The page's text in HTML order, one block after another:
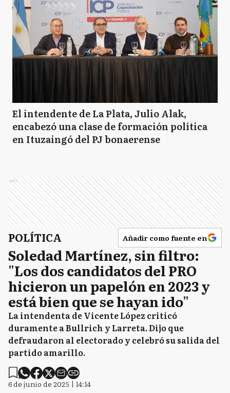
El intendente de La Plata, Julio Alak,
encabezó una clase de formación política
en Ituzaingó del PJ bonaerense
Ads
POLÍTICA Añadir como fuente en
Soledad Martínez, sin filtro:
"Los dos candidatos del PRO
hicieron un papelón en 2023 y
está bien que se hayan ido"
La intendenta de Vicente López criticó
duramente a Bullrich y Larreta. Dijo que
defraudaron al electorado y celebró su salida del
partido amarillo.
6 de junio de 2025 | 14:14